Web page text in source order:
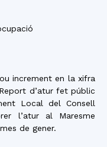
increment en la xifra
d’atur fet públic
Local del Consell
l’atur al Maresme
de gener.